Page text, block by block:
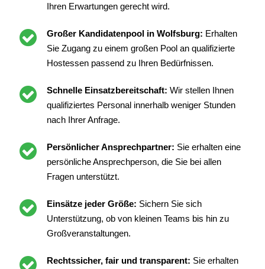
Ihren Erwartungen gerecht wird.
Großer Kandidatenpool in Wolfsburg: Erhalten
Sie Zugang zu einem großen Pool an qualifizierte
Hostessen passend zu Ihren Bedürfnissen.
Schnelle Einsatzbereitschaft: Wir stellen Ihnen
qualifiziertes Personal innerhalb weniger Stunden
nach Ihrer Anfrage.
Persönlicher Ansprechpartner: Sie erhalten eine
persönliche Ansprechperson, die Sie bei allen
Fragen unterstützt.
Einsätze jeder Größe: Sichern Sie sich
Unterstützung, ob von kleinen Teams bis hin zu
Großveranstaltungen.
Rechtssicher, fair und transparent: Sie erhalten